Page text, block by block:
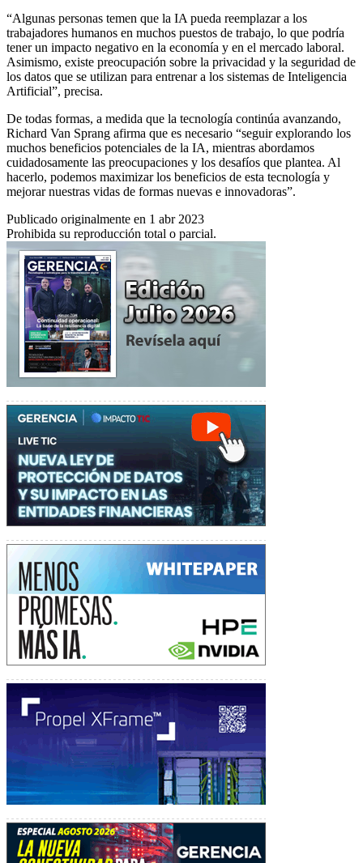
“Algunas personas temen que la IA pueda reemplazar a los
trabajadores humanos en muchos puestos de trabajo, lo que podría
tener un impacto negativo en la economía y en el mercado laboral.
Asimismo, existe preocupación sobre la privacidad y la seguridad de
los datos que se utilizan para entrenar a los sistemas de Inteligencia
Artificial”, precisa.
De todas formas, a medida que la tecnología continúa avanzando,
Richard Van Sprang afirma que es necesario “seguir explorando los
muchos beneficios potenciales de la IA, mientras abordamos
cuidadosamente las preocupaciones y los desafíos que plantea. Al
hacerlo, podemos maximizar los beneficios de esta tecnología y
mejorar nuestras vidas de formas nuevas e innovadoras”.
Publicado originalmente en 1 abr 2023
Prohibida su reproducción total o parcial.